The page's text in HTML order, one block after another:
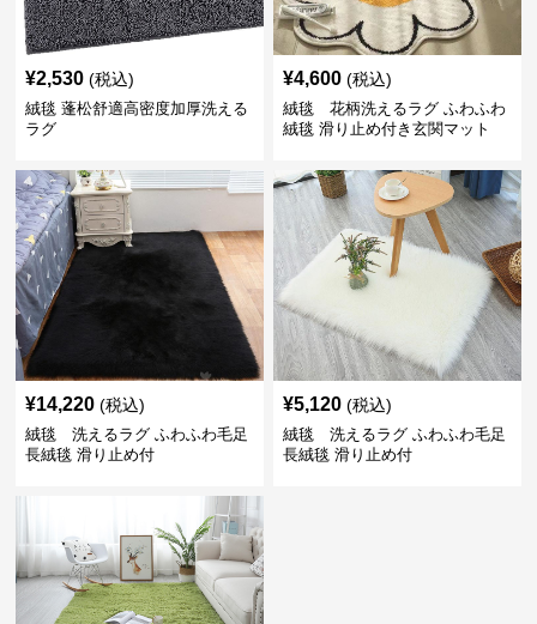
¥2,530 (税込)
絨毯 蓬松舒適高密度加厚洗える
ラグ
¥4,600 (税込)
絨毯 花柄洗えるラグ ふわふわ
絨毯 滑り止め付き玄関マット
¥14,220 (税込)
絨毯 洗えるラグ ふわふわ毛足
長絨毯 滑り止め付
¥5,120 (税込)
絨毯 洗えるラグ ふわふわ毛足
長絨毯 滑り止め付